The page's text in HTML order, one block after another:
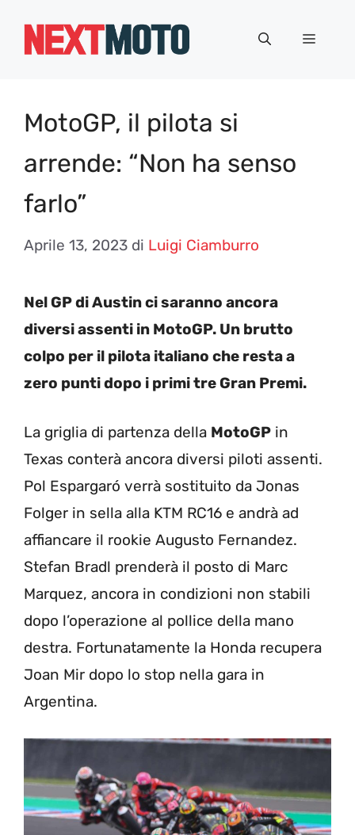
Menu
MotoGP, il pilota si
arrende: “Non ha senso
farlo”
Aprile 13, 2023 di Luigi Ciamburro
Nel GP di Austin ci saranno ancora
diversi assenti in MotoGP. Un brutto
colpo per il pilota italiano che resta a
zero punti dopo i primi tre Gran Premi.
La griglia di partenza della MotoGP in
Texas conterà ancora diversi piloti assenti.
Pol Espargaró verrà sostituito da Jonas
Folger in sella alla KTM RC16 e andrà ad
affiancare il rookie Augusto Fernandez.
Stefan Bradl prenderà il posto di Marc
Marquez, ancora in condizioni non stabili
dopo l’operazione al pollice della mano
destra. Fortunatamente la Honda recupera
Joan Mir dopo lo stop nella gara in
Argentina.